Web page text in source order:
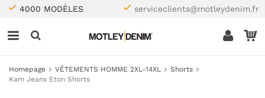
4000 MODÈLES serviceclients@motleydenim.fr
Homepage VÊTEMENTS HOMME 2XL-14XL
Shorts
Kam Jeans Eton Shorts